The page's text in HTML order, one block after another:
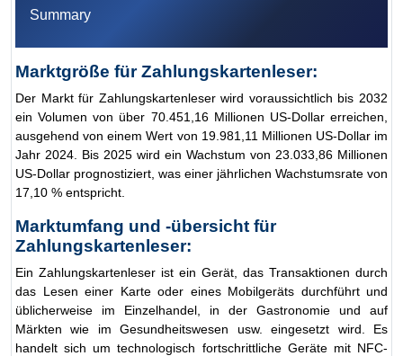
Summary
Marktgröße für Zahlungskartenleser:
Der Markt für Zahlungskartenleser wird voraussichtlich bis 2032
ein Volumen von über 70.451,16 Millionen US-Dollar erreichen,
ausgehend von einem Wert von 19.981,11 Millionen US-Dollar im
Jahr 2024. Bis 2025 wird ein Wachstum von 23.033,86 Millionen
US-Dollar prognostiziert, was einer jährlichen Wachstumsrate von
17,10 % entspricht.
Marktumfang und -übersicht für
Zahlungskartenleser:
Ein Zahlungskartenleser ist ein Gerät, das Transaktionen durch
das Lesen einer Karte oder eines Mobilgeräts durchführt und
üblicherweise im Einzelhandel, in der Gastronomie und auf
Märkten wie im Gesundheitswesen usw. eingesetzt wird. Es
handelt sich um technologisch fortschrittliche Geräte mit NFC-